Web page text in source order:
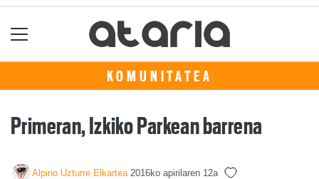
KOMUNITATEA
Primeran, Izkiko Parkean barrena
Alpino Uzturre Elkartea 2016ko apirilaren 12a